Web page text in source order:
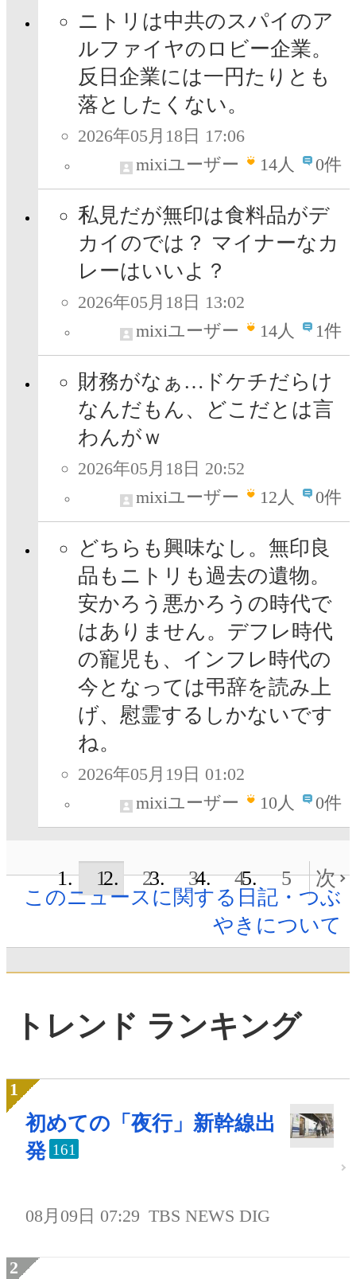
ニトリは中共のスパイのア
ルファイヤのロビー企業。
反日企業には一円たりとも
落としたくない。
2026年05月18日 17:06
mixiユーザー
14人 0件
私見だが無印は食料品がデ
カイのでは？ マイナーなカ
レーはいいよ？
2026年05月18日 13:02
mixiユーザー
14人 1件
財務がなぁ…ドケチだらけ
なんだもん、どこだとは言
わんがｗ
2026年05月18日 20:52
mixiユーザー
12人 0件
どちらも興味なし。無印良
品もニトリも過去の遺物。
安かろう悪かろうの時代で
はありません。デフレ時代
の寵児も、インフレ時代の
今となっては弔辞を読み上
げ、慰霊するしかないです
ね。
2026年05月19日 01:02
mixiユーザー
10人 0件
1 2 3 4 5
次
このニュースに関する日記・つぶ
やきについて
トレンド ランキング
初めての「夜行」新幹線出
発 161
08月09日 07:29 TBS NEWS DIG